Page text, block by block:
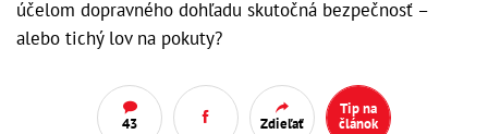
účelom dopravného dohľadu skutočná bezpečnosť –
alebo tichý lov na pokuty?
43 Zdieľať
Tip na
článok